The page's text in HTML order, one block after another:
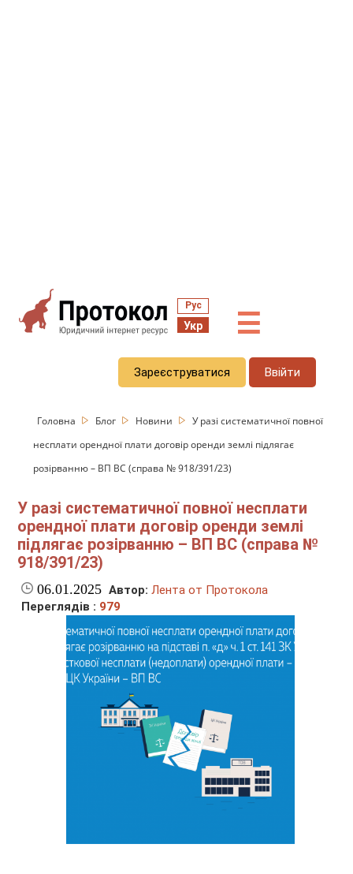
Рус
Укр ☰
Зареєструватися Ввійти
Головна Блог Новини
У разі систематичної повної
несплати орендної плати договір оренди землі підлягає
розірванню – ВП ВС (справа № 918/391/23)
У разі систематичної повної несплати
орендної плати договір оренди землі
підлягає розірванню – ВП ВС (справа №
918/391/23)
06.01.2025 Автор: Лента от Протокола
Переглядів : 979